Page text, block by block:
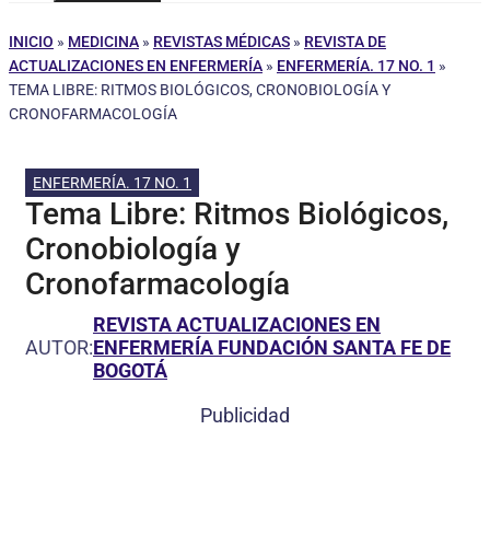
INICIO » MEDICINA » REVISTAS MÉDICAS » REVISTA DE
ACTUALIZACIONES EN ENFERMERÍA » ENFERMERÍA. 17 NO. 1 »
TEMA LIBRE: RITMOS BIOLÓGICOS, CRONOBIOLOGÍA Y
CRONOFARMACOLOGÍA
ENFERMERÍA. 17 NO. 1
Tema Libre: Ritmos Biológicos,
Cronobiología y
Cronofarmacología
AUTOR:
REVISTA ACTUALIZACIONES EN
ENFERMERÍA FUNDACIÓN SANTA FE DE
BOGOTÁ
Publicidad